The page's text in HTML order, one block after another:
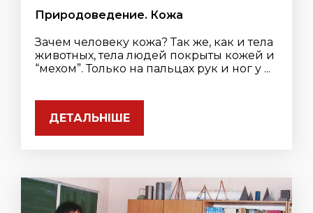
Природоведение. Кожа
Зачем человеку кожа? Так же, как и тела
животных, тела людей покрыты кожей и
“мехом”. Только на пальцах рук и ног у ...
ДЕТАЛЬНІШЕ